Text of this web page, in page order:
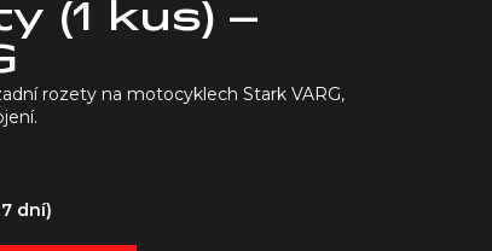
(1 kus) –
dní)
rozety na motocyklech Stark VARG,